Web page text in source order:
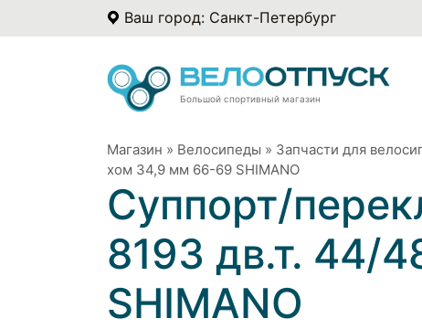
Ваш город: Санкт-Петербург
Большой спортивный магазин
Магазин » Велосипеды » Запчасти для
хом 34,9 мм 66-69 SHIMANO
Суппорт/
8193 дв.т. 44/
SHIMANO